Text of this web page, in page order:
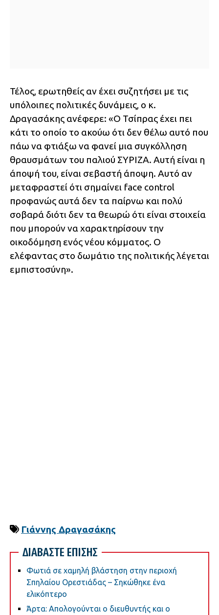
Τέλος, ερωτηθείς αν έχει συζητήσει με τις
υπόλοιπες πολιτικές δυνάμεις, ο κ.
Δραγασάκης ανέφερε: «Ο Τσίπρας έχει πει
κάτι το οποίο το ακούω ότι δεν θέλω αυτό που
πάω να φτιάξω να φανεί μια συγκόλληση
θραυσμάτων του παλιού ΣΥΡΙΖΑ. Αυτή είναι η
άποψή του, είναι σεβαστή άποψη. Αυτό αν
μεταφραστεί ότι σημαίνει face control
προφανώς αυτά δεν τα παίρνω και πολύ
σοβαρά διότι δεν τα θεωρώ ότι είναι στοιχεία
που μπορούν να χαρακτηρίσουν την
οικοδόμηση ενός νέου κόμματος. Ο
ελέφαντας στο δωμάτιο της πολιτικής λέγεται
εμπιστοσύνη».
Γιάννης Δραγασάκης
ΔΙΑΒΑΣΤΕ ΕΠΙΣΗΣ
Φωτιά σε χαμηλή βλάστηση στην περιοχή
Σπηλαίου Ορεστιάδας – Σηκώθηκε ένα
ελικόπτερο
Άρτα: Απολογούνται ο διευθυντής και ο